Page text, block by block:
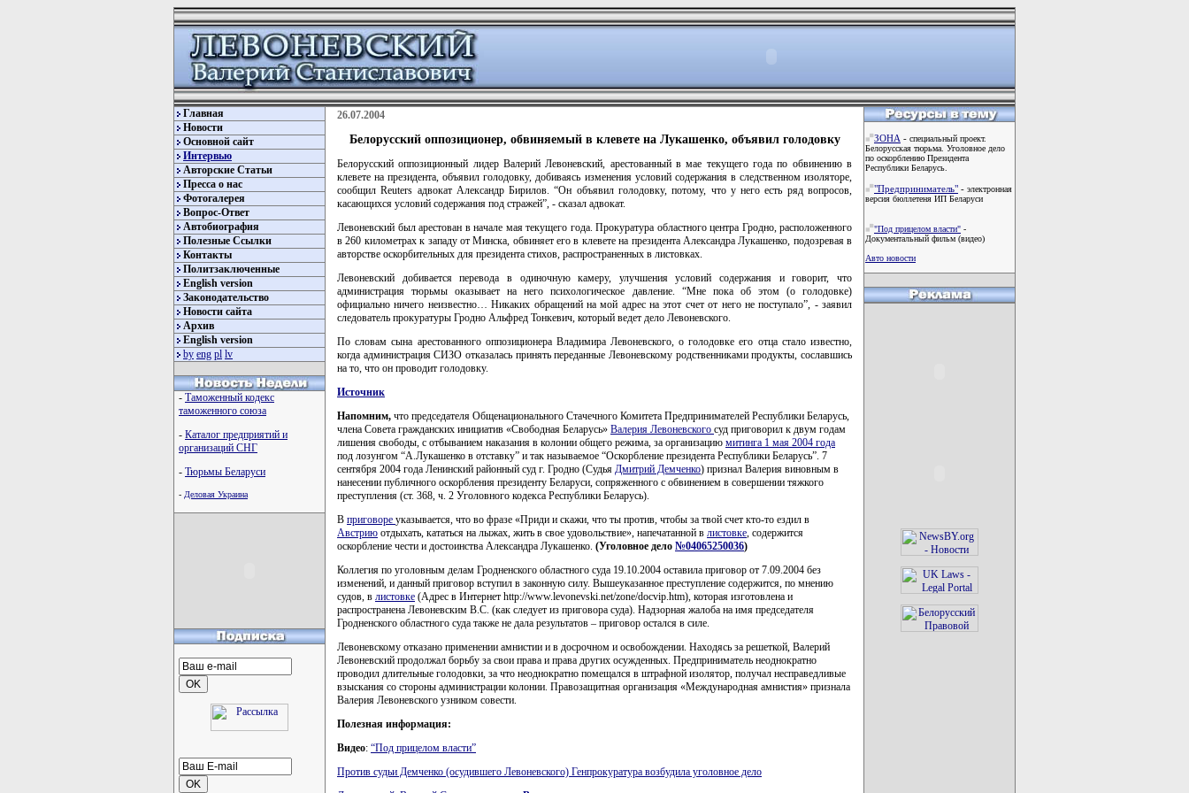
Главная
Новости
Основной сайт
Интервью
Авторские Статьи
Пресса о нас
Фотогалерея
Вопрос-Ответ
Автобиография
Полезные Ссылки
Контакты
Политзаключенные
English version
Законодательство
Новости сайта
Архив
English version
by eng pl lv
- Таможенный кодекс
таможенного союза
- Каталог предприятий и
организаций СНГ
- Тюрьмы Беларуси
- Деловая Украина
26.07.2004
Белорусский оппозиционер, обвиняемый в клевете на Лукашенко, объявил голодовку
Белорусский оппозиционный лидер Валерий Левоневский, арестованный в мае текущего года по обвинению в
клевете на президента, объявил голодовку, добиваясь изменения условий содержания в следственном изоляторе,
сообщил Reuters адвокат Александр Бирилов. “Он объявил голодовку, потому, что у него есть ряд вопросов,
касающихся условий содержания под стражей”, - сказал адвокат.
Левоневский был арестован в начале мая текущего года. Прокуратура областного центра Гродно, расположенного
в 260 километрах к западу от Минска, обвиняет его в клевете на президента Александра Лукашенко, подозревая в
авторстве оскорбительных для президента стихов, распространенных в листовках.
Левоневский добивается перевода в одиночную камеру, улучшения условий содержания и говорит, что
администрация тюрьмы оказывает на него психологическое давление. “Мне пока об этом (о голодовке)
официально ничего неизвестно… Никаких обращений на мой адрес на этот счет от него не поступало”, - заявил
следователь прокуратуры Гродно Альфред Тонкевич, который ведет дело Левоневского.
По словам сына арестованного оппозиционера Владимира Левоневского, о голодовке его отца стало известно,
когда администрация СИЗО отказалась принять переданные Левоневскому родственниками продукты, сославшись
на то, что он проводит голодовку.
Источник
Напомним, что председателя Общенационального Стачечного Комитета Предпринимателей Республики Беларусь,
члена Совета гражданских инициатив «Свободная Беларусь» Валерия Левоневского суд приговорил к двум годам
лишения свободы, с отбыванием наказания в колонии общего режима, за организацию митинга 1 мая 2004 года
под лозунгом “А.Лукашенко в отставку” и так называемое “Оскорбление президента Республики Беларусь”. 7
сентября 2004 года Ленинский районный суд г. Гродно (Судья Дмитрий Демченко) признал Валерия виновным в
нанесении публичного оскорбления президенту Беларуси, сопряженного с обвинением в совершении тяжкого
преступления (ст. 368, ч. 2 Уголовного кодекса Республики Беларусь).
В приговоре указывается, что во фразе «Приди и скажи, что ты против, чтобы за твой счет кто-то ездил в
Австрию отдыхать, кататься на лыжах, жить в свое удовольствие», напечатанной в листовке, содержится
оскорбление чести и достоинства Александра Лукашенко. (Уголовное дело №04065250036)
Коллегия по уголовным делам Гродненского областного суда 19.10.2004 оставила приговор от 7.09.2004 без
изменений, и данный приговор вступил в законную силу. Вышеуказанное преступление содержится, по мнению
судов, в листовке (Адрес в Интернет http://www.levonevski.net/zone/docvip.htm), которая изготовлена и
распространена Левоневским В.С. (как следует из приговора суда). Надзорная жалоба на имя председателя
Гродненского областного суда также не дала результатов – приговор остался в силе.
Левоневскому отказано применении амнистии и в досрочном и освобождении. Находясь за решеткой, Валерий
Левоневский продолжал борьбу за свои права и права других осужденных. Предприниматель неоднократно
проводил длительные голодовки, за что неоднократно помещался в штрафной изолятор, получал несправедливые
взыскания со стороны администрации колонии. Правозащитная организация «Международная амнистия» признала
Валерия Левоневского узником совести.
Полезная информация:
Видео: “Под прицелом власти”
Против судьи Демченко (осудившего Левоневского) Генпрокуратура возбудила уголовное дело
ЗОНА - специальный проект.
Белорусская тюрьма. Уголовное дело
по оскорблению Президента
Республики Беларусь.
"Предприниматель" - электронная
версия бюллетеня ИП Беларуси
"Под прицелом власти" -
Документальный фильм (видео)
Авто новости